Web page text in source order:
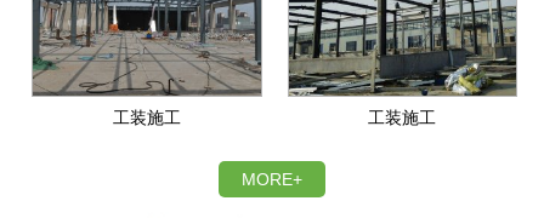
工装施工 工装施工
MORE+